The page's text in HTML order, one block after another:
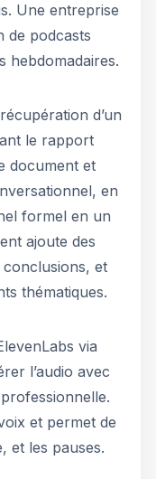
Une entreprise
de podcasts
hebdomadaires.
d’un
le rapport
document et
en
formel en un
ajoute des
et
thématiques.
via
l’audio avec
et permet de
et les pauses.